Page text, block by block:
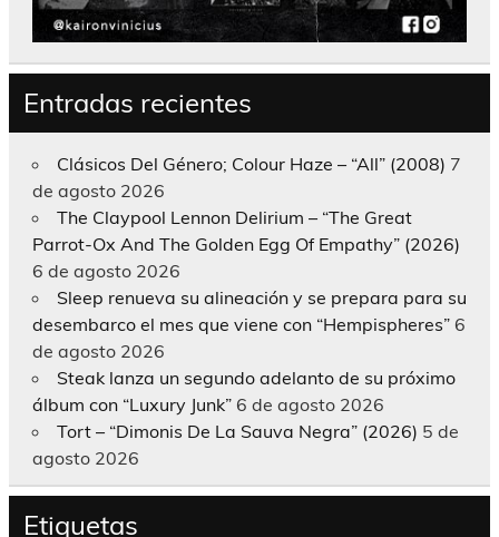
Entradas recientes
Clásicos Del Género; Colour Haze – “All” (2008) 7
de agosto 2026
The Claypool Lennon Delirium – “The Great
Parrot-Ox And The Golden Egg Of Empathy” (2026)
6 de agosto 2026
Sleep renueva su alineación y se prepara para su
desembarco el mes que viene con “Hempispheres” 6
de agosto 2026
Steak lanza un segundo adelanto de su próximo
álbum con “Luxury Junk” 6 de agosto 2026
Tort – “Dimonis De La Sauva Negra” (2026) 5 de
agosto 2026
Etiquetas